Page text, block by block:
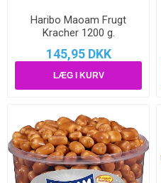
Haribo Maoam Frugt
Kracher 1200 g.
145,95 DKK